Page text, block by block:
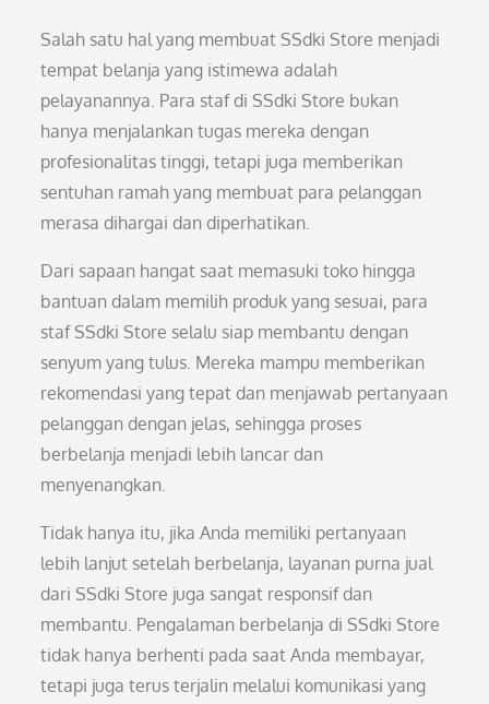
Salah satu hal yang membuat SSdki Store menjadi
tempat belanja yang istimewa adalah
pelayanannya. Para staf di SSdki Store bukan
hanya menjalankan tugas mereka dengan
profesionalitas tinggi, tetapi juga memberikan
sentuhan ramah yang membuat para pelanggan
merasa dihargai dan diperhatikan.
Dari sapaan hangat saat memasuki toko hingga
bantuan dalam memilih produk yang sesuai, para
staf SSdki Store selalu siap membantu dengan
senyum yang tulus. Mereka mampu memberikan
rekomendasi yang tepat dan menjawab pertanyaan
pelanggan dengan jelas, sehingga proses
berbelanja menjadi lebih lancar dan
menyenangkan.
Tidak hanya itu, jika Anda memiliki pertanyaan
lebih lanjut setelah berbelanja, layanan purna jual
dari SSdki Store juga sangat responsif dan
membantu. Pengalaman berbelanja di SSdki Store
tidak hanya berhenti pada saat Anda membayar,
tetapi juga terus terjalin melalui komunikasi yang